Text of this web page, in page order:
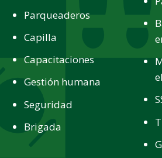
Parqueaderos
Capilla
Capacitaciones
Gestión humana
Seguridad
Brigada